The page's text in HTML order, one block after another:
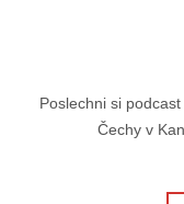
Poslechni si
Čechy v